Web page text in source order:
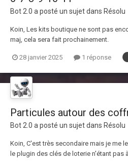
Bot 2.0 a posté un sujet dans Résolu
Koin, Les kits boutique ne sont pas
maj, cela sera fait prochainement.
28 janvier 2025 1 réponse
Particules autour des
Bot 2.0 a posté un sujet dans Résolu
Koin, C'est très secondaire mais je me
le plugin des clés de loterie n'étant pas